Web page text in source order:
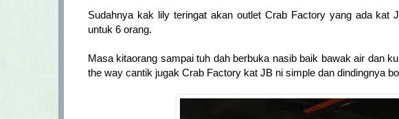
Sudahnya kak lily teringat akan outlet Crab Factory yang ada kat
untuk 6 orang.
Masa kitaorang sampai tuh dah berbuka nasib baik bawak air dan
the way cantik jugak Crab Factory kat JB ni simple dan dindingnya